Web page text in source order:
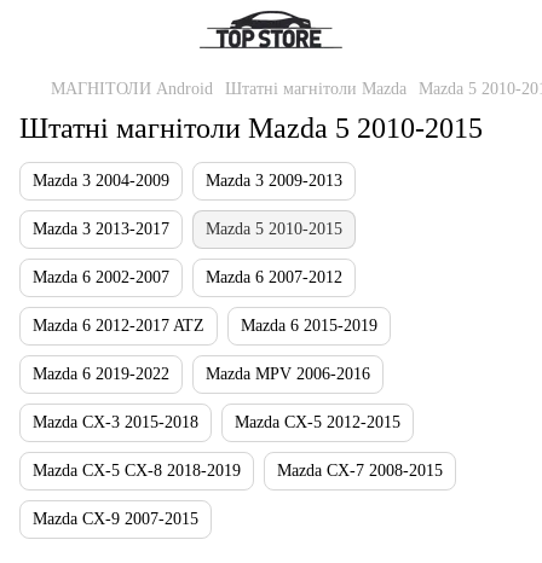
МАГНІТОЛИ Android Штатні магнітоли Mazda Mazda 5 2010-
Штатні магнітоли Mazda 5 2010-2015
Mazda 3 2004-2009 Mazda 3 2009-2013
Mazda 3 2013-2017 Mazda 5 2010-2015
Mazda 6 2002-2007 Mazda 6 2007-2012
Mazda 6 2012-2017 ATZ Mazda 6 2015-2019
Mazda 6 2019-2022 Mazda MPV 2006-2016
Mazda СХ-3 2015-2018 Mazda CX-5 2012-2015
Mazda CX-5 CX-8 2018-2019 Mazda CX-7 2008-2015
Mazda СХ-9 2007-2015